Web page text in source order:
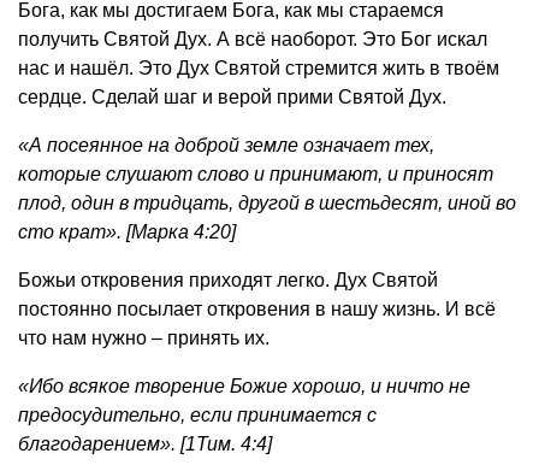
Бога, как мы достигаем Бога, как мы стараемся
получить Святой Дух. А всё наоборот. Это Бог искал
нас и нашёл. Это Дух Святой стремится жить в твоём
сердце. Сделай шаг и верой прими Святой Дух.
«А посеянное на доброй земле означает тех,
которые слушают слово и принимают, и приносят
плод, один в тридцать, другой в шестьдесят, иной во
сто крат». [Марка 4:20]
Божьи откровения приходят легко. Дух Святой
постоянно посылает откровения в нашу жизнь. И всё
что нам нужно – принять их.
«Ибо всякое творение Божие хорошо, и ничто не
предосудительно, если принимается с
благодарением». [1Тим. 4:4]